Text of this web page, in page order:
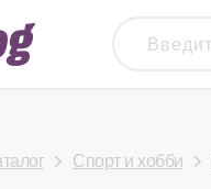
Спорт и хобби